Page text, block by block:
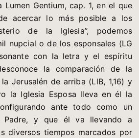
Lumen Gentium, cap. 1, en el que
acercar lo más posible a los
de la Iglesia”, podemos
nupcial o de los esponsales (LG
con la letra y el espíritu
la comparación de la
Jerusalén de arriba (LlB, 1,16) y
la Iglesia Esposa lleva en él la
ante todo como un
Padre, y que él va llevando a
diversos tiempos marcados por